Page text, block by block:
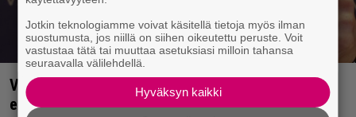
Vappu Pimiästä tuli miljoonikko – eikä yksi milli
edes riitä, näin se tapahtui
Jotkin teknologiamme voivat käsitellä tietoja myös ilman
suostumusta, jos niillä on siihen oikeutettu peruste. Voit
vastustaa tätä tai muuttaa asetuksiasi milloin tahansa
seuraavalla välilehdellä.
Hyväksyn kaikki